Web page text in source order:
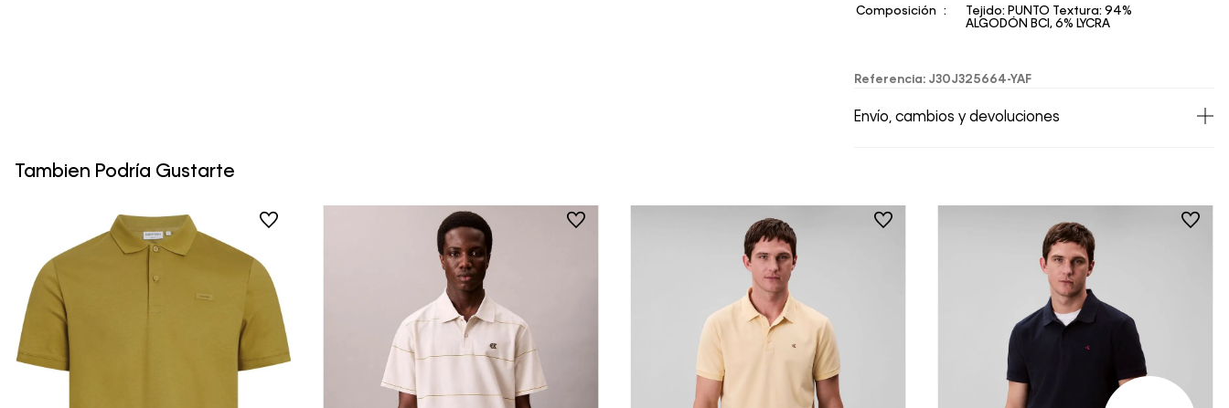
Composición
Tejido: PUNTO Textura: 94%
ALGODÓN BCI, 6% LYCRA
Referencia: J30J325664-YAF
Envío, cambios y devoluciones
devolver y cambiar en un período de 30 días
calendario tras la recepción.
• Por higiene y para garantizar el bienestar de
nuestros clientes, no aceptamos
devoluciones en ropa interior y trajes de
Tambien Podría Gustarte